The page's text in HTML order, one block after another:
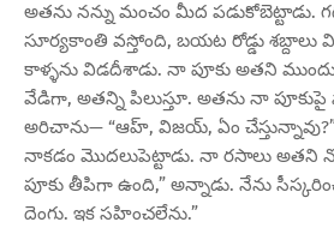
అతను నన్ను మంచం మీద
సూర్యకాంతి వస్తోంది, బయట రోడ్డు
కాళ్ళను విడదీశాడు. నా పూకు అతని
వేడిగా, అతన్ని పిలుస్తూ. అతను నా పూకుపై
అరిచాను— “ఆహ్, విజయ్, ఏం
నాకడం మొదలుపెట్టాడు. నా రసాలు అతని
పూకు తీపిగా ఉంది,” అన్నాడు. నేను
దెంగు. ఇక సహించలేను.”